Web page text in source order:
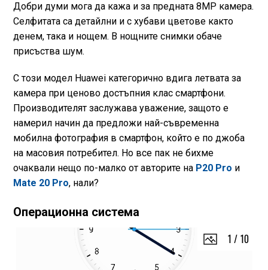
Добри думи мога да кажа и за предната 8MP камера.
Селфитата са детайлни и с хубави цветове както
денем, така и нощем. В нощните снимки обаче
присъства шум.
С този модел Huawei категорично вдига летвата за
камера при ценово достъпния клас смартфони.
Производителят заслужава уважение, защото е
намерил начин да предложи най-съвременна
мобилна фотография в смартфон, който е по джоба
на масовия потребител. Но все пак не бихме
очаквали нещо по-малко от авторите на P20 Pro и
Mate 20 Pro, нали?
Операционна система
1 / 10